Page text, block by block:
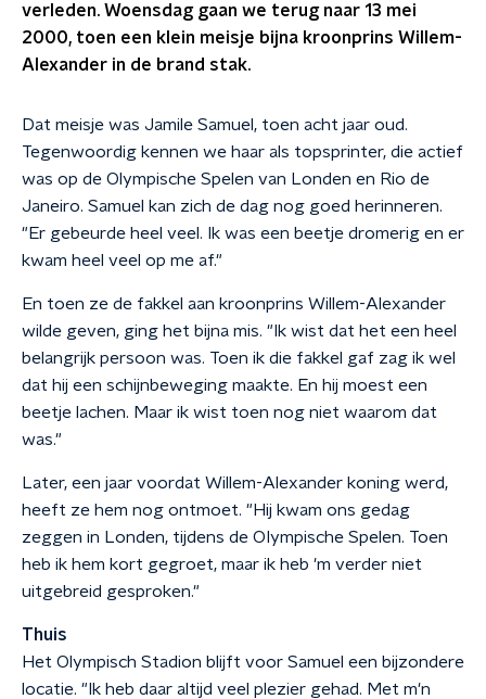
verleden. Woensdag gaan we terug naar 13 mei
2000, toen een klein meisje bijna kroonprins Willem-
Alexander in de brand stak.
Dat meisje was Jamile Samuel, toen acht jaar oud.
Tegenwoordig kennen we haar als topsprinter, die actief
was op de Olympische Spelen van Londen en Rio de
Janeiro. Samuel kan zich de dag nog goed herinneren.
"Er gebeurde heel veel. Ik was een beetje dromerig en er
kwam heel veel op me af."
En toen ze de fakkel aan kroonprins Willem-Alexander
wilde geven, ging het bijna mis. "Ik wist dat het een heel
belangrijk persoon was. Toen ik die fakkel gaf zag ik wel
dat hij een schijnbeweging maakte. En hij moest een
beetje lachen. Maar ik wist toen nog niet waarom dat
was."
Later, een jaar voordat Willem-Alexander koning werd,
heeft ze hem nog ontmoet. "Hij kwam ons gedag
zeggen in Londen, tijdens de OIympische Spelen. Toen
heb ik hem kort gegroet, maar ik heb 'm verder niet
uitgebreid gesproken."
Thuis
Het Olympisch Stadion blijft voor Samuel een bijzondere
locatie. "Ik heb daar altijd veel plezier gehad. Met m'n